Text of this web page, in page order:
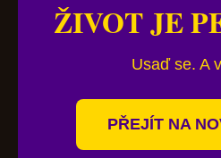
ŽIVOT JE
Usaď se. A
PŘEJÍT NA